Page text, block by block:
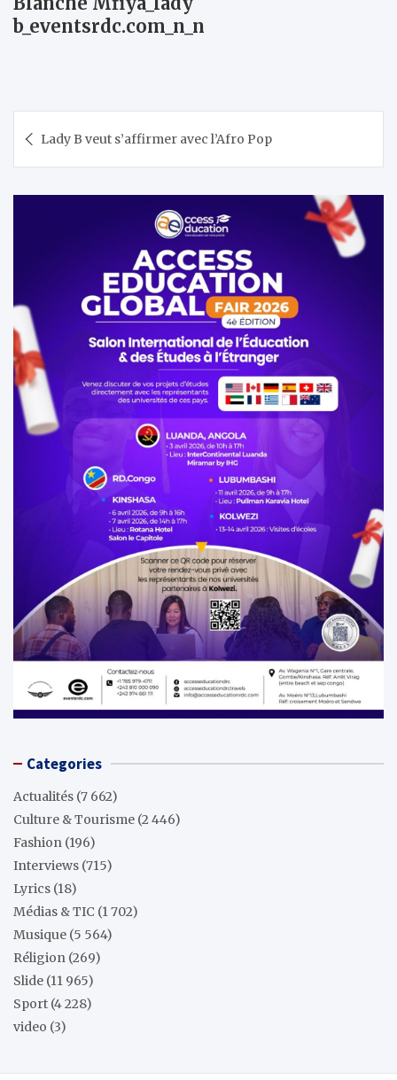
b_eventsrdc.com_n_n
de Lady B veut s’affirmer avec l’Afro Pop
Categories
Actualités (7 662)
Culture & Tourisme (2 446)
Fashion (196)
Interviews (715)
Lyrics (18)
Médias & TIC (1 702)
Musique (5 564)
Réligion (269)
Slide (11 965)
Sport (4 228)
video (3)